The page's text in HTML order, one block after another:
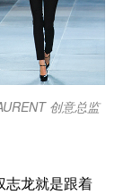
创意总监
志龙就是跟着